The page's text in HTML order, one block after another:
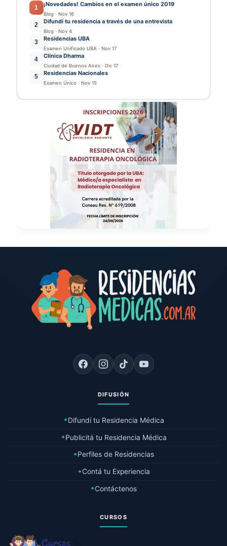
1 ¡Novedades! Cambios en el examen único 2019
Blog · Nov 16
2 Difundí tu residencia a través de una entrevista
Blog · Nov 4
3 Residencias UBA
Examen Unificado UBA · Nov 17
4 Clínica Dharma
Ciudad de Buenos Aires · Dic 17
5 Residencias Nacionales
Examen Único · Nov 15
DIFUSIÓN
✦Difundí tu Residencia Médica
✦Publicitá tu Residencia Médica
✦Perfiles de Residencias
✦Contá tu Experiencia
✦Contáctenos
CURSOS